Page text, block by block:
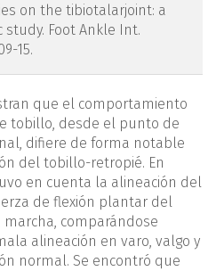
on the tibiotalarjoint: a
study. Foot Ankle Int.
15.
que el comportamiento
tobillo, desde el punto de
difiere de forma notable
del tobillo-retropié. En
en cuenta la alineación del
de flexión plantar del
comparándose
alineación en varo, valgo y
normal. Se encontró que